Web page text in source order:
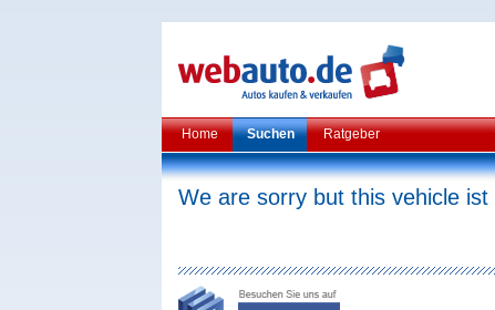
Home Suchen Ratgeber
We are sorry but this vehicle